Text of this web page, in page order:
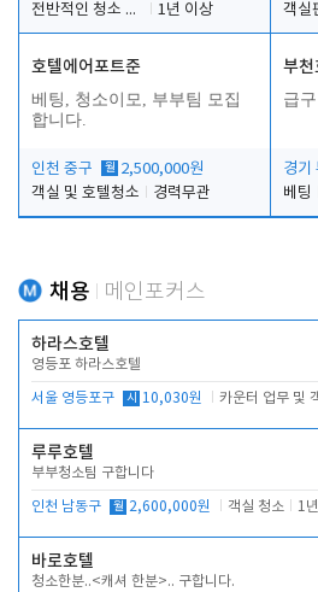
전반적인 청소 업무(객실청소.객실정리)
1년 이상
호텔에어포트준
베팅, 청소이모, 부부팀 모집
합니다.
인천 중구 월 2,500,000원
객실 및 호텔청소
경력무관
부천
급
경기
베팅
채용 메인포커스
하라스호텔
영등포 하라스호텔
서울 영등포구 시 10,030원
루루호텔
부부청소팀 구합니다
인천 남동구 월 2,600,000원 객실 청소 1
바로호텔
청소한분..<캐셔 한분>.. 구합니다.